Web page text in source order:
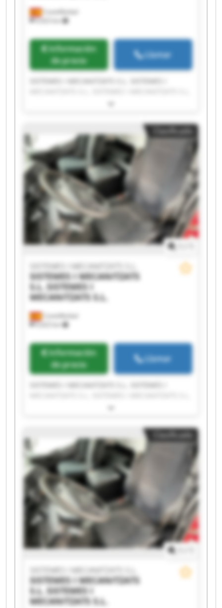
Castellbisbal
9,423 km
Información
de precio
Llamar
SISTEMES I MECANITZATS S.L. SISTEMES I
SISTEMES I MECANITZATS S.L. SISTEMES I
MECANITZATS S.L. SISTEMES I MECANITZATS S.L.
SISTEMES I MECANITZATS S.L. SISTEMES I
MECANITZATS S.L. SISTEMES I MECANITZATS S.L.
SISTEMES I MECANITZATS S.L. SISTEMES I
MECANITZATS S.L. SISTEMES I MECANITZATS S.L.
SISTEMES I MECANITZATS S.L. SISTEMES I
MECANITZATS S.L. SISTEMES I MECANITZATS S.L.
SISTEMES I MECANITZATS S.L. SISTEMES I
MECANITZATS S.L.
Castellbisbal
9,423 km
SISTEMES I MECANITZATS S.L.
SISTEMES I MECANITZATS
S.L. SISTEMES I
MECANITZATS S.L.
Información
de precio
Llamar
SISTEMES I MECANITZATS S.L. SISTEMES I
SISTEMES I MECANITZATS S.L. SISTEMES I
MECANITZATS S.L. SISTEMES I MECANITZATS S.L.
SISTEMES I MECANITZATS S.L. SISTEMES I
MECANITZATS S.L. SISTEMES I MECANITZATS S.L.
SISTEMES I MECANITZATS S.L. SISTEMES I
MECANITZATS S.L. SISTEMES I MECANITZATS S.L.
SISTEMES I MECANITZATS S.L. SISTEMES I
MECANITZATS S.L. SISTEMES I MECANITZATS S.L.
SISTEMES I MECANITZATS S.L. SISTEMES I
MECANITZATS S.L.
SISTEMES I MECANITZATS S.L.
SISTEMES I MECANITZATS
S.L. SISTEMES I
MECANITZATS S.L.